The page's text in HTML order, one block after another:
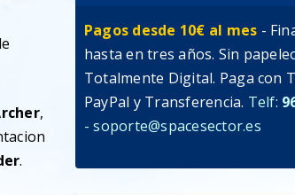
,
.
Pagos desde 10€ al mes -
hasta en tres años. Sin
Totalmente Digital. Paga con
PayPal y Transferencia. Telf:
- soporte@spacesector.es